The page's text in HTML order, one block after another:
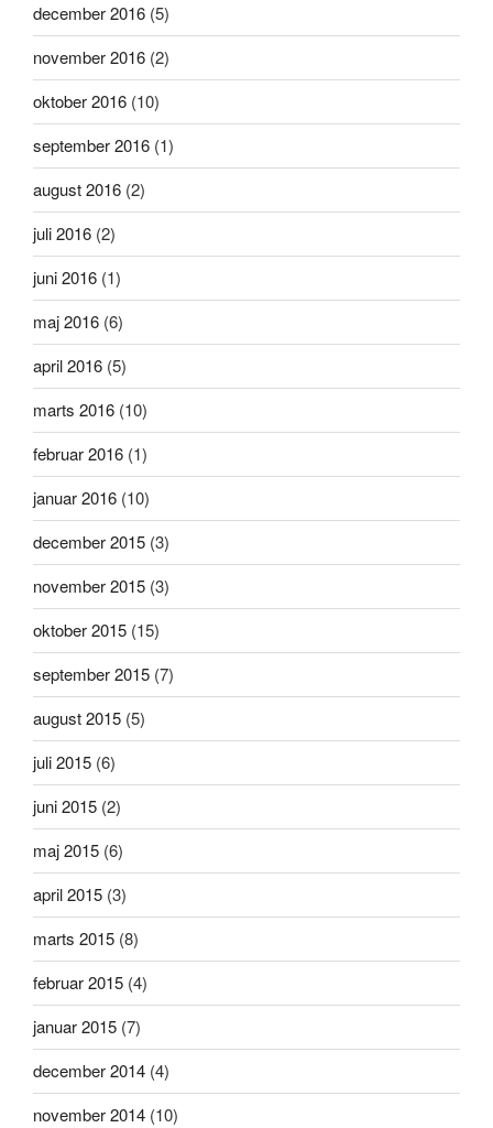
december 2016 (5)
november 2016 (2)
oktober 2016 (10)
september 2016 (1)
august 2016 (2)
juli 2016 (2)
juni 2016 (1)
maj 2016 (6)
april 2016 (5)
marts 2016 (10)
februar 2016 (1)
januar 2016 (10)
december 2015 (3)
november 2015 (3)
oktober 2015 (15)
september 2015 (7)
august 2015 (5)
juli 2015 (6)
juni 2015 (2)
maj 2015 (6)
april 2015 (3)
marts 2015 (8)
februar 2015 (4)
januar 2015 (7)
december 2014 (4)
november 2014 (10)